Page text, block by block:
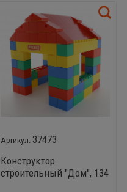
37473
Конструктор
строительный "Дом", 134